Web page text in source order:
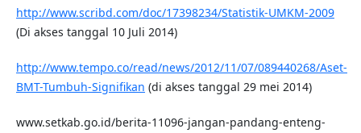
http://www.scribd.com/doc/17398234/Statistik-UMKM-2009
(Di akses tanggal 10 Juli 2014)
http://www.tempo.co/read/news/2012/11/07/089440268/Aset-
BMT-Tumbuh-Signifikan (di akses tanggal 29 mei 2014)
www.setkab.go.id/berita-11096-jangan-pandang-enteng-